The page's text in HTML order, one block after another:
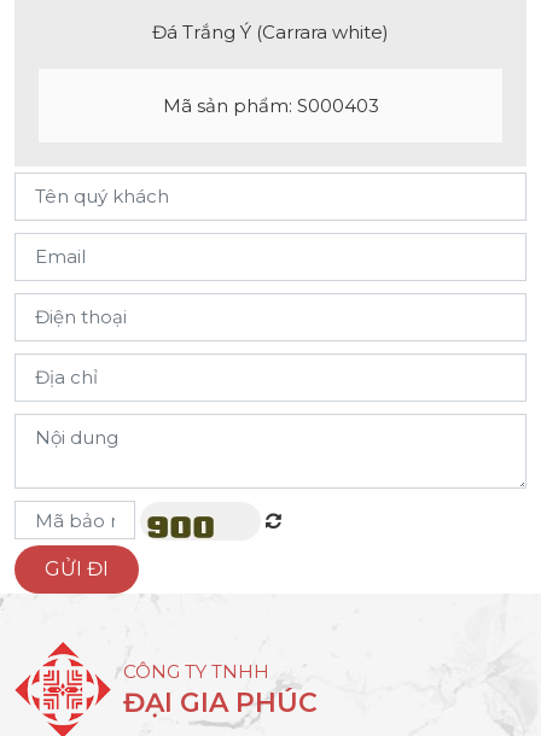
Đá Trắng Ý (Carrara white)
Mã sản phẩm: S000403
CÔNG TY TNHH
ĐẠI GIA PHÚC